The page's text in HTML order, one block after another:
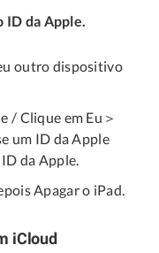
ID da Apple.
outro dispositivo
/ Clique em Eu＞
um ID da Apple
da Apple.
Apagar o iPad.
iCloud